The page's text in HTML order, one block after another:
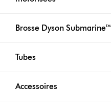
Brosse Dyson Submarine™
Tubes
Accessoires